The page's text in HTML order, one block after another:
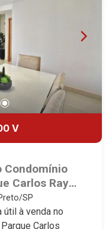
V
Condomínio
Carlos Raya
SP
útil à venda no
Carlos